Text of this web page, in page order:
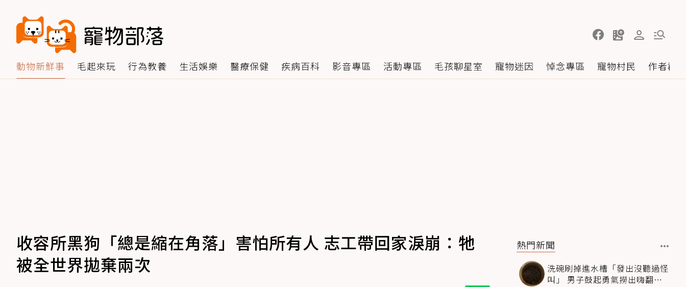
動物新鮮事 毛起來玩 行為教養 生活娛樂 醫療保健 疾病百科 影音專區 活動專區 毛孩聊星室 寵物迷因 悼念專區 寵物村民 作者群
收容所黑狗「總是縮在角落」害怕所有人 志工帶回家淚崩：牠
被全世界拋棄兩次
熱門新聞
洗碗刷掉進水槽「發出沒聽過怪
叫」 男子鼓起勇氣撈出嗨翻：